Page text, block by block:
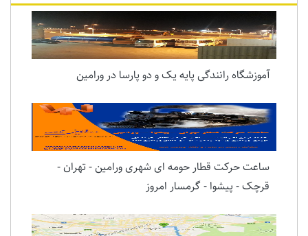
آموزشگاه رانندگی پایه یک و دو پارسا در ورامین
ساعت حرکت قطار حومه ای شهری ورامین - تهران -
قرچک - پیشوا - گرمسار امروز